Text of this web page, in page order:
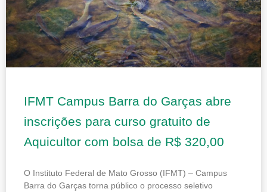
IFMT Campus Barra do Garças abre
inscrições para curso gratuito de
Aquicultor com bolsa de R$ 320,00
O Instituto Federal de Mato Grosso (IFMT) – Campus
Barra do Garças torna público o processo seletivo